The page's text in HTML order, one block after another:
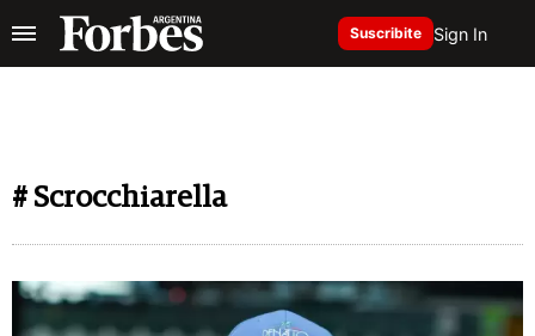
Suscribite Sign In
# Scrocchiarella